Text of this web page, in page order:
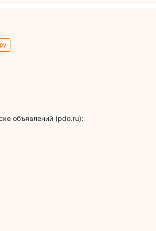
объявлений (pdo.ru):